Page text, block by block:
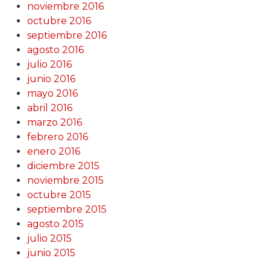
noviembre 2016
octubre 2016
septiembre 2016
agosto 2016
julio 2016
junio 2016
mayo 2016
abril 2016
marzo 2016
febrero 2016
enero 2016
diciembre 2015
noviembre 2015
octubre 2015
septiembre 2015
agosto 2015
julio 2015
junio 2015